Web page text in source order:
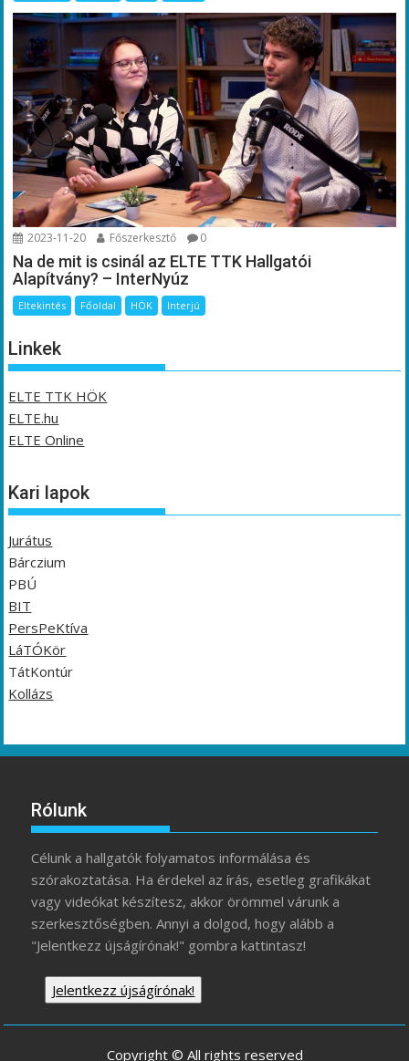
2023-11-20 Főszerkesztő 0
Na de mit is csinál az ELTE TTK Hallgatói
Alapítvány? – InterNyúz
Eltekintés Főoldal HÖK Interjú
Linkek
ELTE TTK HÖK
ELTE.hu
ELTE Online
Kari lapok
Jurátus
Bárczium
PBÚ
BIT
PersPeKtíva
LáTÓKör
TátKontúr
Kollázs
Rólunk
Célunk a hallgatók folyamatos informálása és
szórakoztatása. Ha érdekel az írás, esetleg grafikákat
vagy videókat készítesz, akkor örömmel várunk a
szerkesztőségben. Annyi a dolgod, hogy alább a
"Jelentkezz újságírónak!" gombra kattintasz!
Jelentkezz újságírónak!
Copyright © All rights reserved